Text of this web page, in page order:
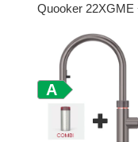
Quooker 22XGME
A